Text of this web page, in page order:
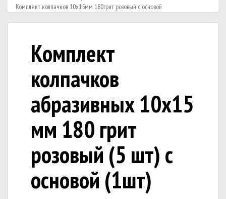
Комплект колпачков 10х15мм 180грит розовый с основой
Комплект
колпачков
абразивных 10х15
мм 180 грит
розовый (5 шт) с
основой (1шт)